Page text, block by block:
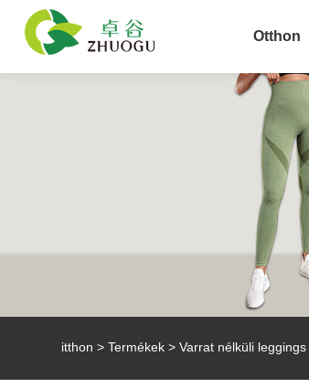
Otthon
itthon > Termékek >Varrat nélküli leggings